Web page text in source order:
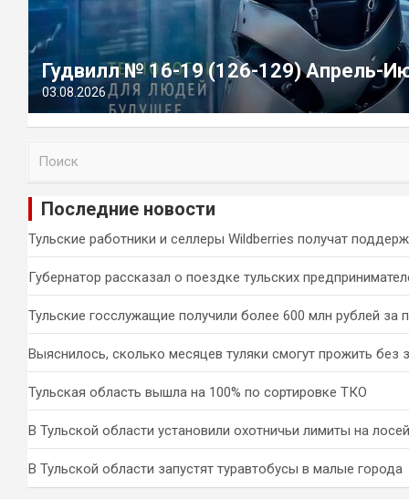
Гудвилл № 16-19 (126-129) Апрель-
03.08.2026
и
Последние новости
Тульские работники и селлеры Wildberries получат
Губернатор рассказал о поездке тульских
Тульские госслужащие получили более 600 млн рублей за
Выяснилось, сколько месяцев туляки смогут прожить без
Тульская область вышла на 100% по сортировке ТКО
В Тульской области установили охотничьи лимиты на
В Тульской области запустят туравтобусы в малые города